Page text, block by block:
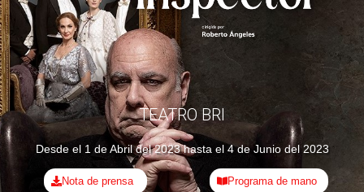
TEATRO BRI TÁNIC O
Desde el 1 de Abril del 2023 hasta el 4 de Junio del 2023
Nota de prensa Programa de mano